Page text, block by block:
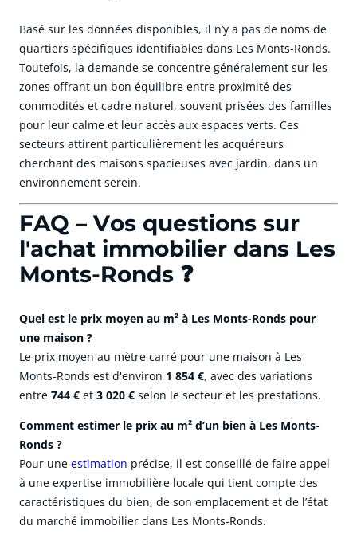
Basé sur les données disponibles, il n’y a pas de noms de
quartiers spécifiques identifiables dans Les Monts-Ronds.
Toutefois, la demande se concentre généralement sur les
zones offrant un bon équilibre entre proximité des
commodités et cadre naturel, souvent prisées des familles
pour leur calme et leur accès aux espaces verts. Ces
secteurs attirent particulièrement les acquéreurs
cherchant des maisons spacieuses avec jardin, dans un
environnement serein.
FAQ – Vos questions sur
l'achat immobilier dans Les
Monts-Ronds ❓
Quel est le prix moyen au m² à Les Monts-Ronds pour
une maison ?
Le prix moyen au mètre carré pour une maison à Les
Monts-Ronds est d'environ 1 854 €, avec des variations
entre 744 € et 3 020 € selon le secteur et les prestations.
Comment estimer le prix au m² d’un bien à Les Monts-
Ronds ?
Pour une estimation précise, il est conseillé de faire appel
à une expertise immobilière locale qui tient compte des
caractéristiques du bien, de son emplacement et de l’état
du marché immobilier dans Les Monts-Ronds.